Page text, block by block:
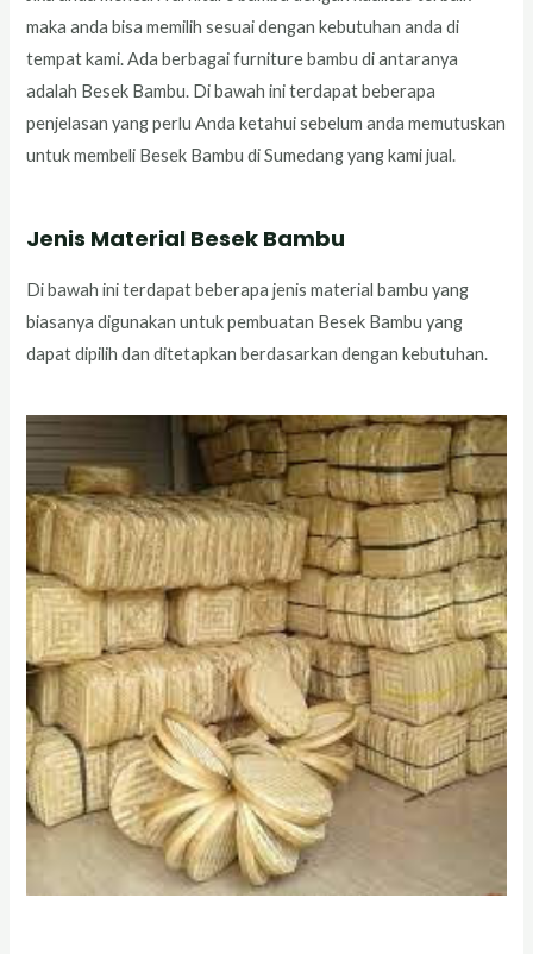
maka anda bisa memilih sesuai dengan kebutuhan anda di
tempat kami. Ada berbagai furniture bambu di antaranya
adalah Besek Bambu. Di bawah ini terdapat beberapa
penjelasan yang perlu Anda ketahui sebelum anda memutuskan
untuk membeli Besek Bambu di Sumedang yang kami jual.
Jenis Material Besek Bambu
Di bawah ini terdapat beberapa jenis material bambu yang
biasanya digunakan untuk pembuatan Besek Bambu yang
dapat dipilih dan ditetapkan berdasarkan dengan kebutuhan.